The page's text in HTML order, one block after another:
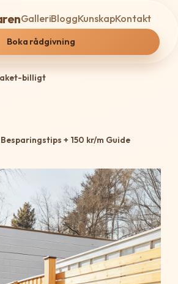
GalleriBloggKunskapKontakt
Boka rådgivning
billigt
+ 150 kr/m Guide